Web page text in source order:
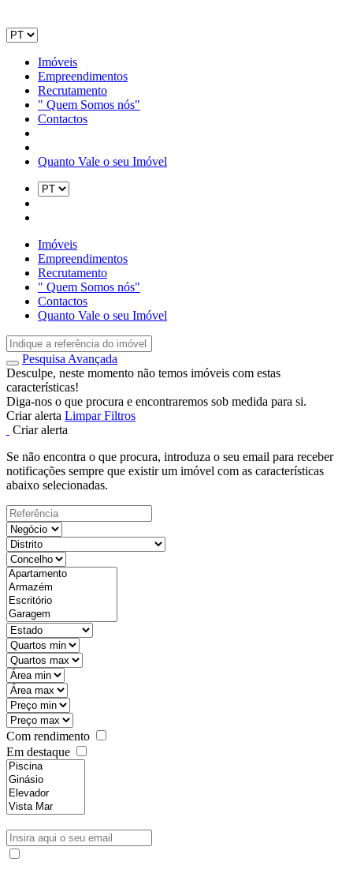
Imóveis
Empreendimentos
Recrutamento
" Quem Somos nós"
Contactos
Quanto Vale o seu Imóvel
Imóveis
Empreendimentos
Recrutamento
" Quem Somos nós"
Contactos
Quanto Vale o seu Imóvel
Pesquisa Avançada
Desculpe, neste momento não temos imóveis com estas
características!
Diga-nos o que procura e encontraremos sob medida para si.
Criar alerta Limpar Filtros
Criar alerta
Se não encontra o que procura, introduza o seu email para receber
notificações sempre que existir um imóvel com as características
abaixo selecionadas.
Com rendimento
Em destaque